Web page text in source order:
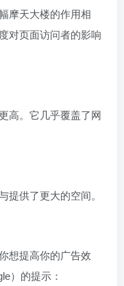
摩天大楼的作用相
对页面访问者的影响
高。它几乎覆盖了网
提供了更大的空间。
想提高你的广告效
）的提示：